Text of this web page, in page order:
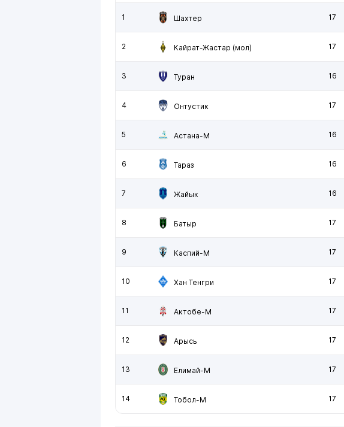
1 Шахтер 17
2 Кайрат-Жастар (мол) 17
3 Туран 16
4 Онтустик 17
5 Астана-М 16
6 Тараз 16
7 Жайык 16
8 Батыр 17
9 Каспий-М 17
10 Хан Тенгри 17
11 Актобе-М 17
12 Арысь 17
13 Елимай-М 17
14 Тобол-М 17